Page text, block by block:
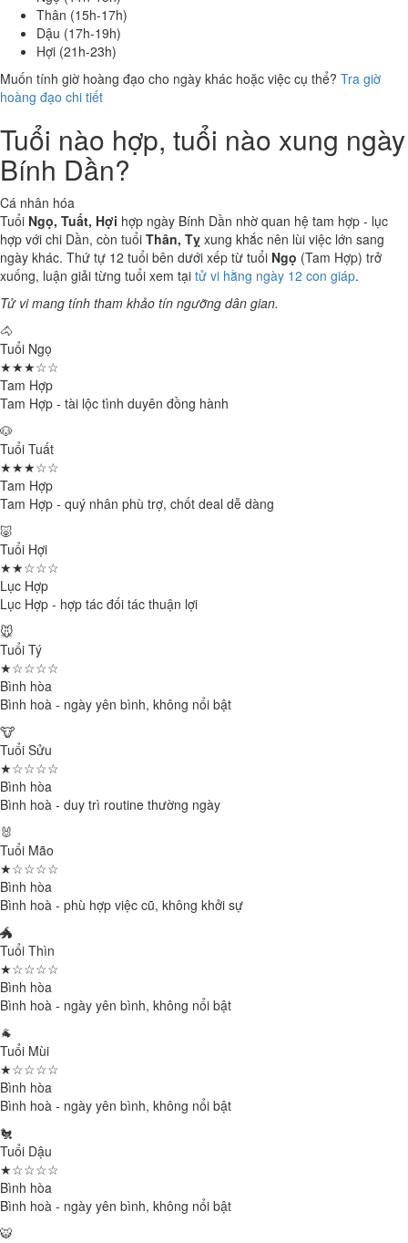
Thân (15h-17h)
Dậu (17h-19h)
Hợi (21h-23h)
Muốn tính giờ hoàng đạo cho ngày khác hoặc việc cụ thể? Tra giờ
hoàng đạo chi tiết
Tuổi nào hợp, tuổi nào xung ngày
Bính Dần?
Cá nhân hóa
Tuổi Ngọ, Tuất, Hợi hợp ngày Bính Dần nhờ quan hệ tam hợp - lục
hợp với chi Dần, còn tuổi Thân, Tỵ xung khắc nên lùi việc lớn sang
ngày khác. Thứ tự 12 tuổi bên dưới xếp từ tuổi Ngọ (Tam Hợp) trở
xuống, luận giải từng tuổi xem tại tử vi hằng ngày 12 con giáp.
Tử vi mang tính tham khảo tín ngưỡng dân gian.
🐴
Tuổi Ngọ
★★★☆☆
Tam Hợp
Tam Hợp - tài lộc tình duyên đồng hành
🐶
Tuổi Tuất
★★★☆☆
Tam Hợp
Tam Hợp - quý nhân phù trợ, chốt deal dễ dàng
🐷
Tuổi Hợi
★★☆☆☆
Lục Hợp
Lục Hợp - hợp tác đối tác thuận lợi
🐭
Tuổi Tý
★☆☆☆☆
Bình hòa
Bình hoà - ngày yên bình, không nổi bật
🐮
Tuổi Sửu
★☆☆☆☆
Bình hòa
Bình hoà - duy trì routine thường ngày
🐰
Tuổi Mão
★☆☆☆☆
Bình hòa
Bình hoà - phù hợp việc cũ, không khởi sự
🐲
Tuổi Thìn
★☆☆☆☆
Bình hòa
Bình hoà - ngày yên bình, không nổi bật
🐐
Tuổi Mùi
★☆☆☆☆
Bình hòa
Bình hoà - ngày yên bình, không nổi bật
🐔
Tuổi Dậu
★☆☆☆☆
Bình hòa
Bình hoà - ngày yên bình, không nổi bật
🐯